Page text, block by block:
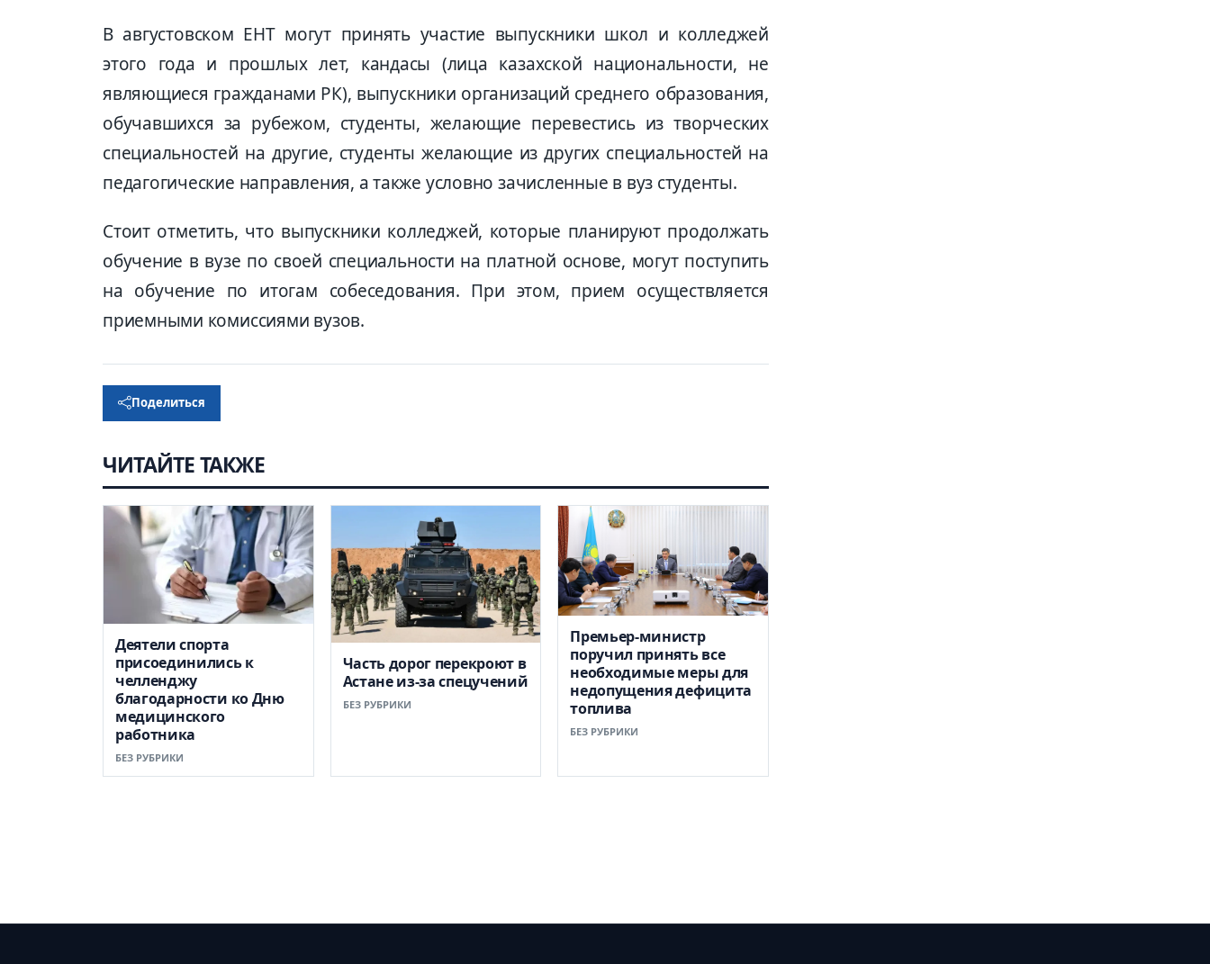
В августовском ЕНТ могут принять участие выпускники школ и колледжей
этого года и прошлых лет, кандасы (лица казахской национальности, не
являющиеся гражданами РК), выпускники организаций среднего образования,
обучавшихся за рубежом, студенты, желающие перевестись из творческих
специальностей на другие, студенты желающие из других специальностей на
педагогические направления, а также условно зачисленные в вуз студенты.
Стоит отметить, что выпускники колледжей, которые планируют продолжать
обучение в вузе по своей специальности на платной основе, могут поступить
на обучение по итогам собеседования. При этом, прием осуществляется
приемными комиссиями вузов.
Поделиться
ЧИТАЙТЕ ТАКЖЕ
Деятели спорта
присоединились к
челленджу
благодарности ко Дню
медицинского
работника
БЕЗ РУБРИКИ
Часть дорог перекроют в
Астане из-за спецучений
БЕЗ РУБРИКИ
Премьер-министр
поручил принять все
необходимые меры для
недопущения дефицита
топлива
БЕЗ РУБРИКИ